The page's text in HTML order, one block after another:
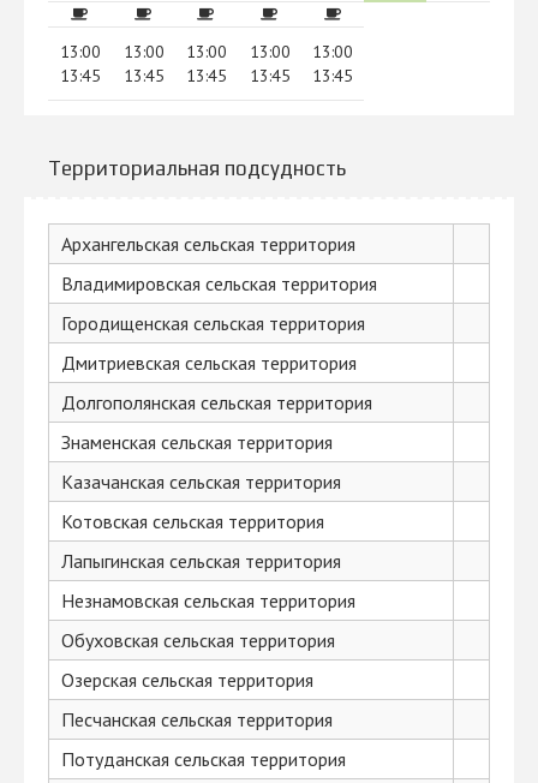
13:00
13:45
13:00
13:45
13:00
13:45
13:00
13:45
13:00
13:45
Территориальная подсудность
Архангельская сельская территория
Владимировская сельская территория
Городищенская сельская территория
Дмитриевская сельская территория
Долгополянская сельская территория
Знаменская сельская территория
Казачанская сельская территория
Котовская сельская территория
Лапыгинская сельская территория
Незнамовская сельская территория
Обуховская сельская территория
Озерская сельская территория
Песчанская сельская территория
Потуданская сельская территория